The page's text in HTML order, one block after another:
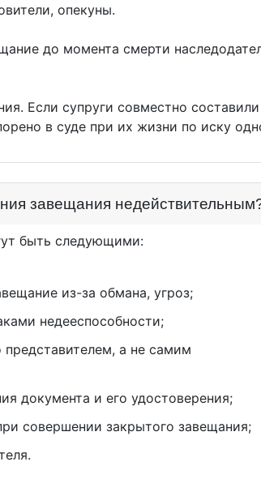
опекуны.
до момента смерти
Если супруги совместно составили
в суде при их жизни по иску
завещания
быть следующими:
из-за обмана, угроз;
недееспособности;
а не самим
документа и его удостоверения;
совершении закрытого завещания;